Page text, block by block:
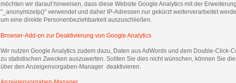
möchten wir darauf hinweisen, dass diese Website Google Analytics mit der Erweiterung
"_anonymizeIp()" verwendet und daher IP-Adressen nur gekürzt weiterverarbeitet
um eine direkte Personenbeziehbarkeit auszuschließen.
Browser-Add-on zur Deaktivierung von Google Analytics
Wir nutzen Google Analytics zudem dazu, Daten aus AdWords und dem Double-Click-
zu statistischen Zwecken auszuwerten. Sollten Sie dies nicht wünschen, können Sie
über den Anzeigenvorgaben-Manager deaktivieren.